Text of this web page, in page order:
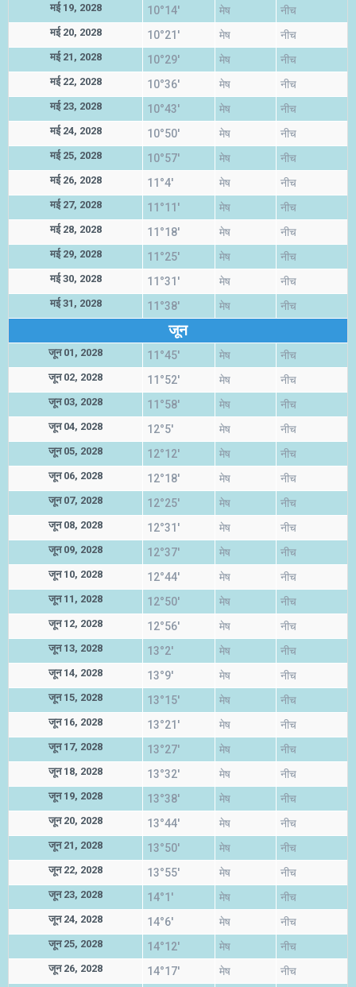
मई 19, 2028 10°14' मेष नीच
मई 20, 2028 10°21' मेष नीच
मई 21, 2028 10°29' मेष नीच
मई 22, 2028 10°36' मेष नीच
मई 23, 2028 10°43' मेष नीच
मई 24, 2028 10°50' मेष नीच
मई 25, 2028 10°57' मेष नीच
मई 26, 2028 11°4' मेष नीच
मई 27, 2028 11°11' मेष नीच
मई 28, 2028 11°18' मेष नीच
मई 29, 2028 11°25' मेष नीच
मई 30, 2028 11°31' मेष नीच
मई 31, 2028 11°38' मेष नीच
जून
जून 01, 2028 11°45' मेष नीच
जून 02, 2028 11°52' मेष नीच
जून 03, 2028 11°58' मेष नीच
जून 04, 2028 12°5' मेष नीच
जून 05, 2028 12°12' मेष नीच
जून 06, 2028 12°18' मेष नीच
जून 07, 2028 12°25' मेष नीच
जून 08, 2028 12°31' मेष नीच
जून 09, 2028 12°37' मेष नीच
जून 10, 2028 12°44' मेष नीच
जून 11, 2028 12°50' मेष नीच
जून 12, 2028 12°56' मेष नीच
जून 13, 2028 13°2' मेष नीच
जून 14, 2028 13°9' मेष नीच
जून 15, 2028 13°15' मेष नीच
जून 16, 2028 13°21' मेष नीच
जून 17, 2028 13°27' मेष नीच
जून 18, 2028 13°32' मेष नीच
जून 19, 2028 13°38' मेष नीच
जून 20, 2028 13°44' मेष नीच
जून 21, 2028 13°50' मेष नीच
जून 22, 2028 13°55' मेष नीच
जून 23, 2028 14°1' मेष नीच
जून 24, 2028 14°6' मेष नीच
जून 25, 2028 14°12' मेष नीच
जून 26, 2028 14°17' मेष नीच